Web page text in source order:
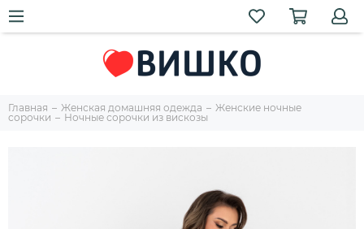
Главная Женская домашняя одежда
Женские ночные
сорочки
Ночные сорочки из вискозы